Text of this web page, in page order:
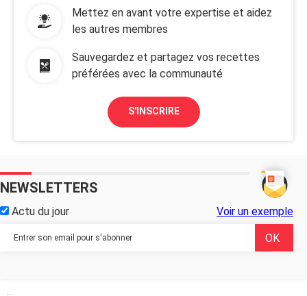
Mettez en avant votre expertise et aidez
les autres membres
Sauvegardez et partagez vos recettes
préférées avec la communauté
S'INSCRIRE
NEWSLETTERS
Actu du jour Voir un exemple
...